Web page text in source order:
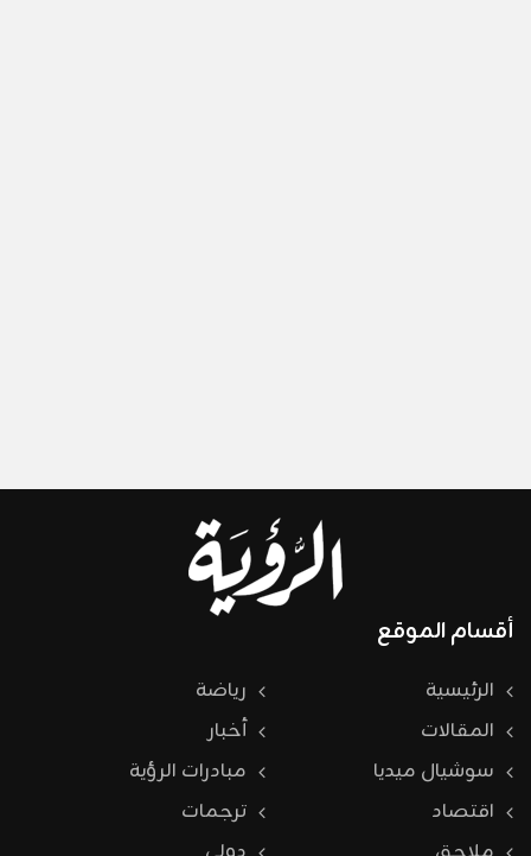
أقسام الموقع
الرئيسية
رياضة
المقالات
أخبار
سوشيال ميديا
مبادرات الرؤية
اقتصاد
ترجمات